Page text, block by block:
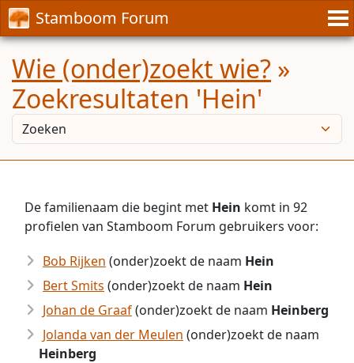
Stamboom Forum
Wie (onder)zoekt wie? »
Zoekresultaten 'Hein'
De familienaam die begint met Hein komt in 92
profielen van Stamboom Forum gebruikers voor:
Bob Rijken (onder)zoekt de naam Hein
Bert Smits (onder)zoekt de naam Hein
Johan de Graaf(onder)zoekt de naam Heinberg
Jolanda van der Meulen (onder)zoekt de naam
Heinberg